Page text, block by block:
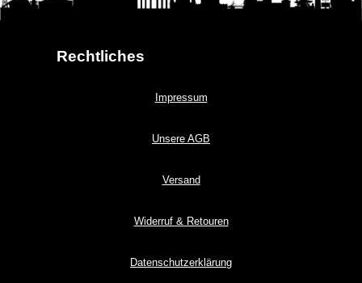
Rechtliches
Impressum
Unsere AGB
Versand
Widerruf & Retouren
Datenschutzerklärung